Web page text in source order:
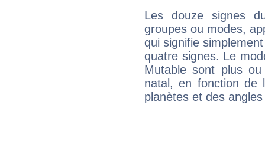
Les douze signes
groupes ou modes,
qui signifie
quatre signes. Le
Mutable sont plus
natal, en fonction de
planètes et des